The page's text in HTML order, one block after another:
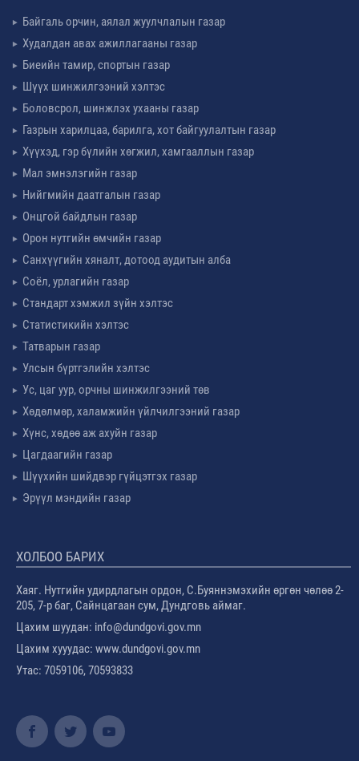
Байгаль орчин, аялал жуулчлалын газар
Худалдан авах ажиллагааны газар
Биеийн тамир, спортын газар
Шүүх шинжилгээний хэлтэс
Боловсрол, шинжлэх ухааны газар
Газрын харилцаа, барилга, хот байгуулалтын газар
Хүүхэд, гэр бүлийн хөгжил, хамгааллын газар
Мал эмнэлэгийн газар
Нийгмийн даатгалын газар
Онцгой байдлын газар
Орон нутгийн өмчийн газар
Санхүүгийн хяналт, дотоод аудитын алба
Соёл, урлагийн газар
Стандарт хэмжил зүйн хэлтэс
Статистикийн хэлтэс
Татварын газар
Улсын бүртгэлийн хэлтэс
Ус, цаг уур, орчны шинжилгээний төв
Хөдөлмөр, халамжийн үйлчилгээний газар
Хүнс, хөдөө аж ахуйн газар
Цагдаагийн газар
Шүүхийн шийдвэр гүйцэтгэх газар
Эрүүл мэндийн газар
ХОЛБОО БАРИХ
Хаяг. Нутгийн удирдлагын ордон, С.Буяннэмэхийн өргөн чөлөө 2-
205, 7-р баг, Сайнцагаан сум, Дундговь аймаг.
Цахим шуудан: info@dundgovi.gov.mn
Цахим хууудас: www.dundgovi.gov.mn
Утас: 7059106, 70593833